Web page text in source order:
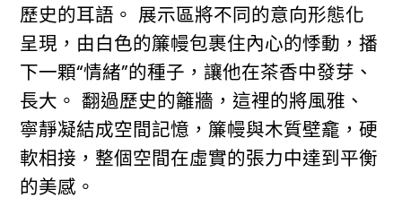
歷史的耳語。 展示區將不同的意向形態化
呈現，由白色的簾幔包裹住內心的悸動，播
下一顆“情緒”的種子，讓他在茶香中發芽、
長大。 翻過歷史的籬牆，這裡的將風雅、
寧靜凝結成空間記憶，簾幔與木質壁龕，硬
軟相接，整個空間在虛實的張力中達到平衡
的美感。